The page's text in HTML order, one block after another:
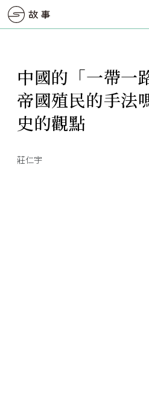
中國的「一帶一
帝國殖民的手法
史的觀點
莊仁宇